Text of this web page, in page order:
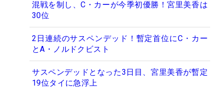
混戦を制し、C・カーが今季初優勝！宮里美香は
30位
2日連続のサスペンデッド！暫定首位にC・カー
とA・ノルドクビスト
サスペンデッドとなった3日目、宮里美香が暫定
19位タイに急浮上